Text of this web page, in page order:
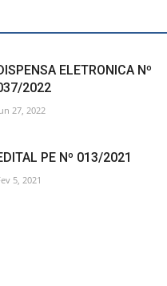
ELETRONICA Nº
2022
27, 2022
PE Nº 013/2021
5, 2021